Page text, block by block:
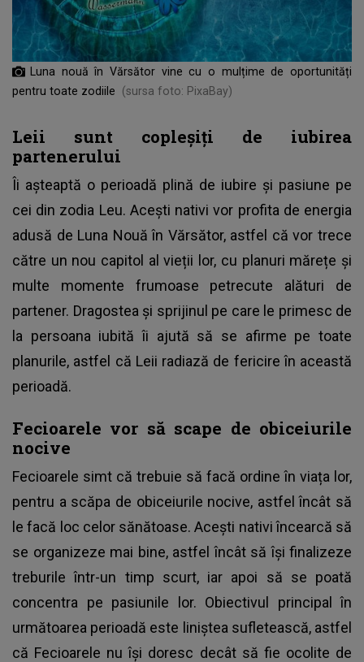
Luna nouă în Vărsător vine cu o mulțime de oportunități
pentru toate zodiile
(sursa foto: PixaBay)
Leii sunt copleșiți de iubirea
partenerului
Îi așteaptă o perioadă plină de iubire și pasiune pe
cei din zodia Leu. Acești nativi vor profita de energia
adusă de Luna Nouă în Vărsător, astfel că vor trece
către un nou capitol al vieții lor, cu planuri mărețe și
multe momente frumoase petrecute alături de
partener. Dragostea și sprijinul pe care le primesc de
la persoana iubită îi ajută să se afirme pe toate
planurile, astfel că Leii radiază de fericire în această
perioadă.
Fecioarele vor să scape de obiceiurile
nocive
Fecioarele simt că trebuie să facă ordine în viața lor,
pentru a scăpa de obiceiurile nocive, astfel încât să
le facă loc celor sănătoase. Acești nativi încearcă să
se organizeze mai bine, astfel încât să își finalizeze
treburile într-un timp scurt, iar apoi să se poată
concentra pe pasiunile lor. Obiectivul principal în
următoarea perioadă este liniștea sufletească, astfel
că Fecioarele nu își doresc decât să fie ocolite de